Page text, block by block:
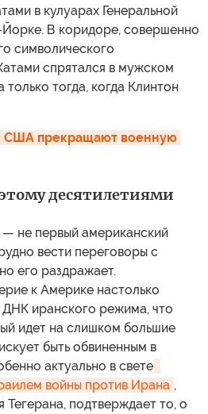
в кулуарах Генеральной
В коридоре, совершенно
символического
спрятался в мужском
тогда, когда Клинтон
США прекращают военную
десятилетиями
не первый американский
вести переговоры с
его раздражает.
к Америке настолько
ДНК иранского режима, что
идет на слишком большие
быть обвиненным в
актуально в свете
войны против Ирана ,
Тегерана, подтверждает то, о